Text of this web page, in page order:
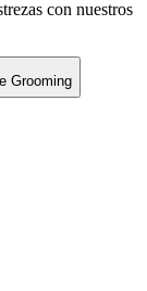
con nuestros
Grooming